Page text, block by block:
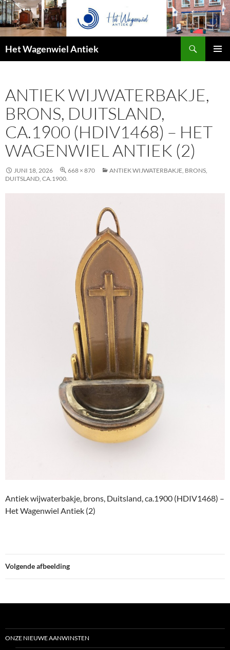
Het Wagenwiel Antiek
ANTIEK WIJWATERBAKJE,
BRONS, DUITSLAND,
CA.1900 (HDIV1468) – HET
WAGENWIEL ANTIEK (2)
JUNI 18, 2026 668 × 870
ANTIEK WIJWATERBAKJE, BRONS,
DUITSLAND, CA.1900.
Antiek wijwaterbakje, brons, Duitsland, ca.1900 (HDIV1468) –
Het Wagenwiel Antiek (2)
Volgende afbeelding
ONZE NIEUWE AANWINSTEN